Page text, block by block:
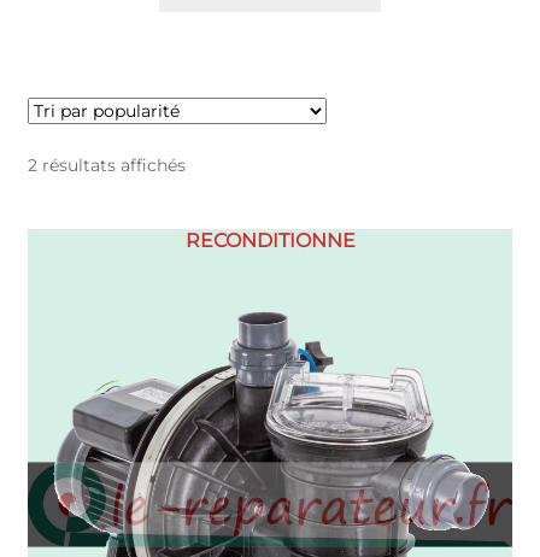
2 résultats affichésTrié
RECONDITIONNE